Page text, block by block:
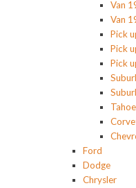
Van
Van
Pick
Pick
Pick
Ford
Dodge
Chrysler